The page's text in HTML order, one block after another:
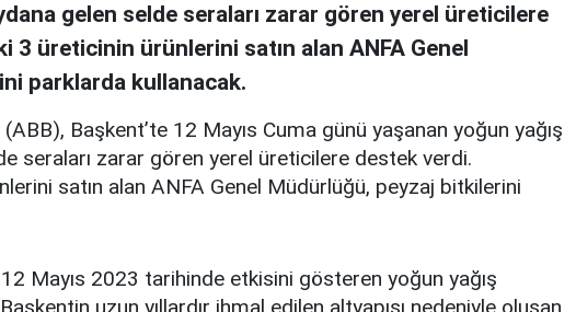
gelen selde seraları zarar gören yerel üreticilere
3 üreticinin ürünlerini satın alan ANFA Genel
parklarda kullanacak.
Başkent’te 12 Mayıs Cuma günü yaşanan yoğun yağış
seraları zarar gören yerel üreticilere destek verdi.
satın alan ANFA Genel Müdürlüğü, peyzaj bitkilerini
Mayıs 2023 tarihinde etkisini gösteren yoğun yağış